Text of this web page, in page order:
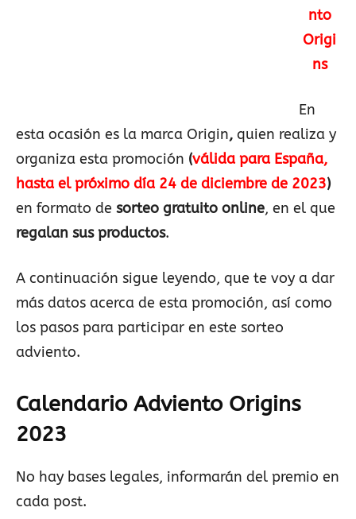
nto
Origi
ns
En
esta ocasión es la marca Origin, quien realiza y
organiza esta promoción (válida para España,
hasta el próximo día 24 de diciembre de 2023)
en formato de sorteo gratuito online, en el que
regalan sus productos.
A continuación sigue leyendo, que te voy a dar
más datos acerca de esta promoción, así como
los pasos para participar en este sorteo
adviento.
Calendario Adviento Origins
2023
No hay bases legales, informarán del premio en
cada post.